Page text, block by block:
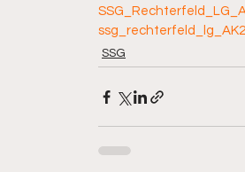
ssg_rechterfeld_lg_AK2
SSG